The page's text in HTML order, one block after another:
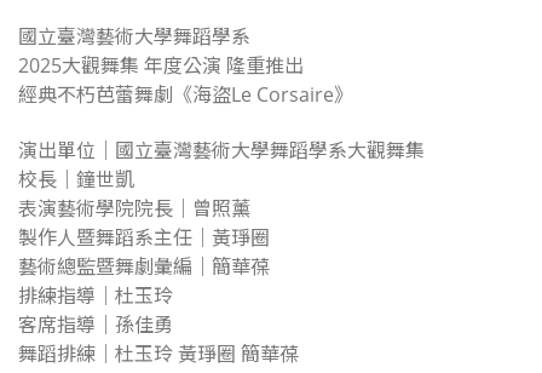
國立臺灣藝術大學舞蹈學系
2025大觀舞集 年度公演 隆重推出
經典不朽芭蕾舞劇《海盜Le Corsaire》
演出單位｜國立臺灣藝術大學舞蹈學系大觀舞集
校長｜鐘世凱
表演藝術學院院長｜曾照薰
製作人暨舞蹈系主任｜黃琤圈
藝術總監暨舞劇彙編｜簡華葆
排練指導｜杜玉玲
客席指導｜孫佳勇
舞蹈排練｜杜玉玲 黃琤圈 簡華葆